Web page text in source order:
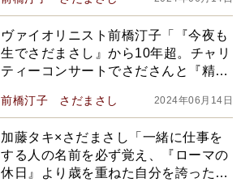
ヴァイオリニスト前橋汀子「『今夜も
生でさだまさし』から10年超。チャリ
ティーコンサートでさださんと『精霊
も」
前橋汀子 さだまさし 2024年06月14日
加藤タキ×さだまさし「一緒に仕事を
する人の名前を必ず覚え、『ローマの
休日』より歳を重ねた自分を誇ったヘ